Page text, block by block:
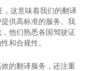
这意味着我们的翻译
供高标准的服务。我
他们熟悉各国驾驶证
和合规性。
的翻译服务，还注重